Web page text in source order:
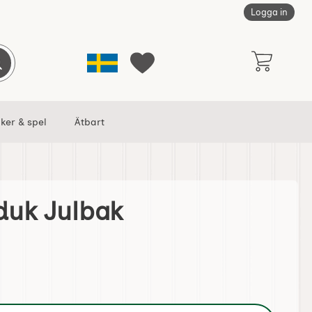
Logga in
Sverige Mina favoriter
sökning
& spel Ätbart
favorit Julbak
Julbak